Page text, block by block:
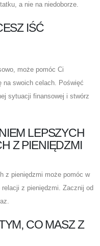
a nie na niedoborze.
IŚĆ
może pomóc Ci
na swoich celach. Poświęć
sytuacji finansowej i stwórz
LEPSZYCH
Z PIENIĘDZMI
z pieniędzmi może pomóc w
z pieniędzmi. Zacznij od
CO MASZ Z